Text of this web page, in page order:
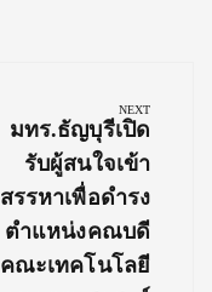
NEXT
Next
Post:
มทร.ธัญบุรีเปิด
รับผู้สนใจเข้า
สรรหาเพื่อดำรง
ตำแหน่งคณบดี
คณะเทคโนโลยี